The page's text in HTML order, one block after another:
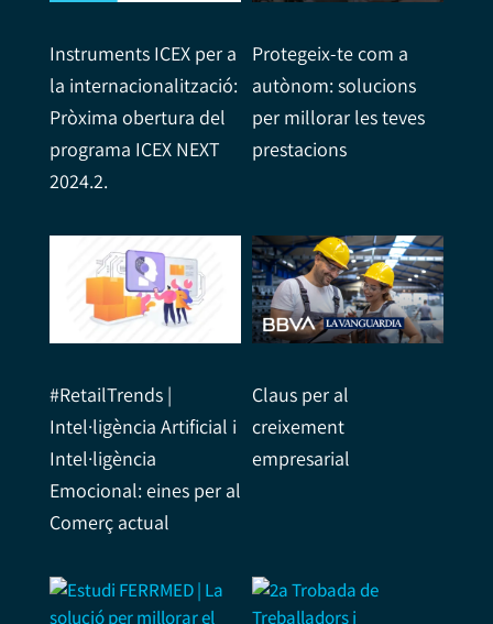
Instruments ICEX per a
la internacionalització:
Pròxima obertura del
programa ICEX NEXT
2024.2.
Protegeix-te com a
autònom: solucions
per millorar les teves
prestacions
#RetailTrends |
Intel·ligència Artificial i
Intel·ligència
Emocional: eines per al
Comerç actual
Claus per al
creixement
empresarial